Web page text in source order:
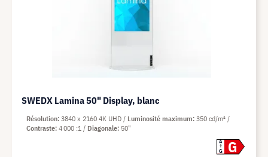
SWEDX Lamina 50" Display, blanc
A
G
G
Résolution 3840 x 2160 4K UHD Luminosité maximum 350 cd/m²
Contraste 4 000 :1 Diagonale 50"